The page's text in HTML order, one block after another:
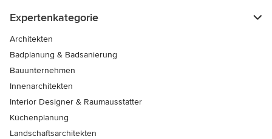
Expertenkategorie
Architekten
Badplanung & Badsanierung
Bauunternehmen
Innenarchitekten
Interior Designer & Raumausstatter
Küchenplanung
Landschaftsarchitekten